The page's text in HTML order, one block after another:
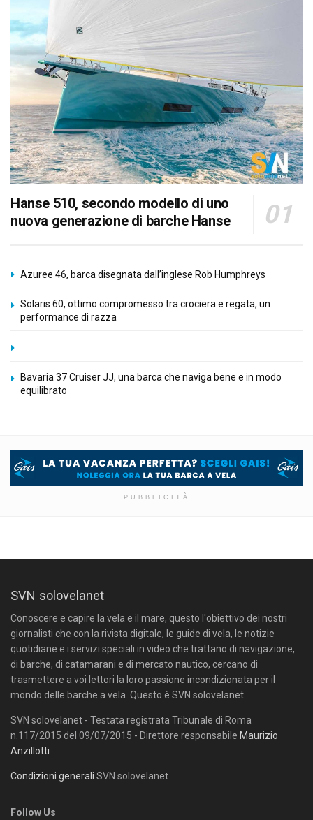
Hanse 510, secondo modello di uno
nuova generazione di barche Hanse
Azuree 46, barca disegnata dall’inglese Rob Humphreys
Solaris 60, ottimo compromesso tra crociera e regata, un
performance di razza
Bavaria 37 Cruiser JJ, una barca che naviga bene e in modo
equilibrato
PUBBLICITÀ
SVN solovelanet
Conoscere e capire la vela e il mare, questo l'obiettivo dei nostri
giornalisti che con la rivista digitale, le guide di vela, le notizie
quotidiane e i servizi speciali in video che trattano di navigazione,
di barche, di catamarani e di mercato nautico, cercano di
trasmettere a voi lettori la loro passione incondizionata per il
mondo delle barche a vela. Questo è SVN solovelanet.
SVN solovelanet - Testata registrata Tribunale di Roma
n.117/2015 del 09/07/2015 - Direttore responsabile Maurizio
Anzillotti
Condizioni generali SVN solovelanet
Follow Us